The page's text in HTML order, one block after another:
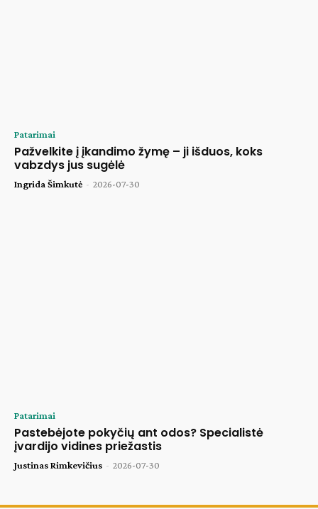
Patarimai
Pažvelkite į įkandimo žymę – ji išduos, koks
vabzdys jus sugėlė
Ingrida Šimkutė - 2026-07-30
Patarimai
Pastebėjote pokyčių ant odos? Specialistė
įvardijo vidines priežastis
Justinas Rimkevičius - 2026-07-30